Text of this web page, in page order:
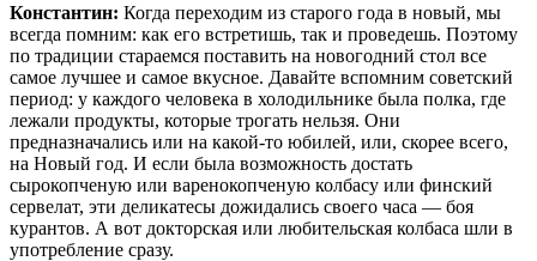
Константин: Когда переходим из старого года в новый, мы
всегда помним: как его встретишь, так и проведешь. Поэтому
по традиции стараемся поставить на новогодний стол все
самое лучшее и самое вкусное. Давайте вспомним советский
период: у каждого человека в холодильнике была полка, где
лежали продукты, которые трогать нельзя. Они
предназначались или на какой-то юбилей, или, скорее всего,
на Новый год. И если была возможность достать
сырокопченую или варенокопченую колбасу или финский
сервелат, эти деликатесы дожидались своего часа — боя
курантов. А вот докторская или любительская колбаса шли в
употребление сразу.